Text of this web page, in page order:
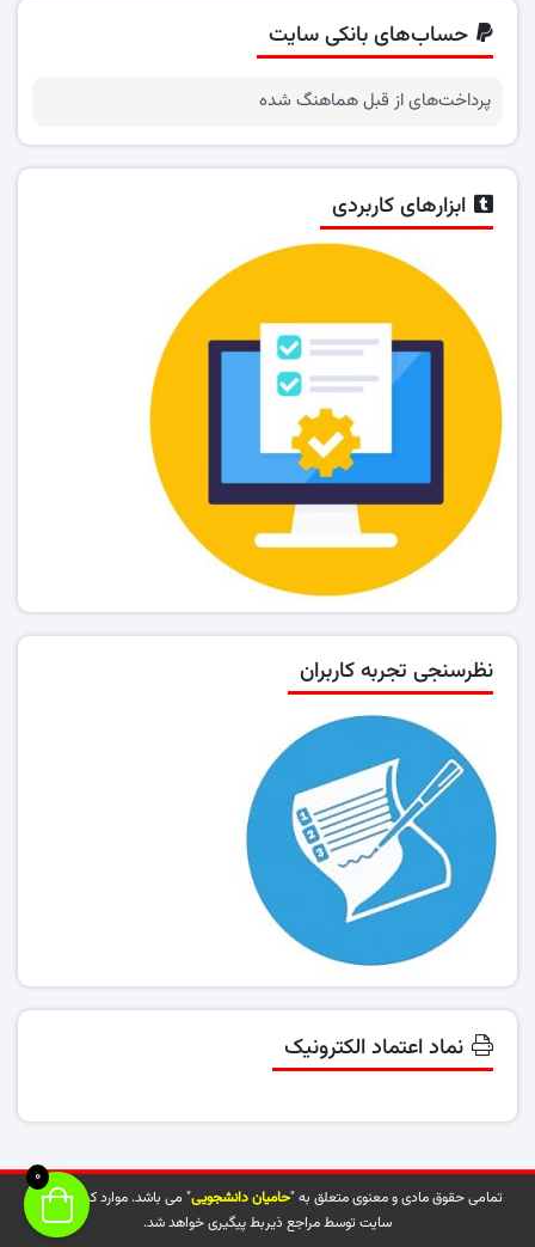
حساب‌های بانکی سایت
پرداخت‌های از قبل هماهنگ شده
ابزارهای کاربردی
نظرسنجی تجربه کاربران
نماد اعتماد الکترونیک
تمامی حقوق مادی و معنوی متعلق به "حامیان دانشجویی" می باشد. موارد کپی شده از
سایت توسط مراجع ذیربط پیگیری خواهد شد.
0